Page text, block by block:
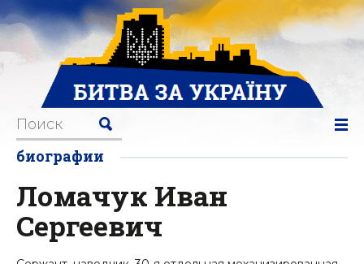
биографии
Ломачук Иван
Сергеевич